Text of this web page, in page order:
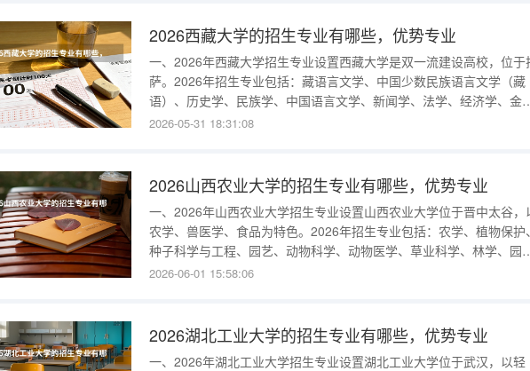
专业。
2026西藏大学的招生专业有哪些，优势专业
一、2026年西藏大学招生专业设置西藏大学是双一流建设高校，位于
萨。2026年招生专业包括：藏语言文学、中国少数民族语言文学（藏
语）、历史学、民族学、中国语言文学、新闻学、法学、经济学、金
学、会计学、行政管理、数学与应用数学、物理学、化学、生物科学
学与大数
2026-05-31 18:31:08
2026山西农业大学的招生专业有哪些，优势专业
一、2026年山西农业大学招生专业设置山西农业大学位于晋中太谷，
农学、兽医学、食品为特色。2026年招生专业包括：农学、植物保护
种子科学与工程、园艺、动物科学、动物医学、草业科学、林学、园
林、食品科学与工程、生物工程、农业机械化及其自动化、计算机科
兽医
2026-06-01 15:58:06
2026湖北工业大学的招生专业有哪些，优势专业
一、2026年湖北工业大学招生专业设置湖北工业大学位于武汉，以轻